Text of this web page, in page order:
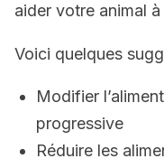
aider votre animal à
Voici quelques
Modifier
progressive
Réduire les